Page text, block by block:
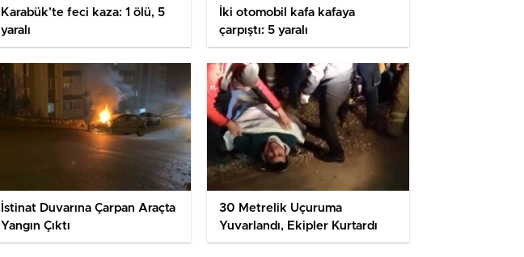
Karabük’te feci kaza: 1 ölü, 5
yaralı
İki otomobil kafa kafaya
çarpıştı: 5 yaralı
İstinat Duvarına Çarpan Araçta
Yangın Çıktı
30 Metrelik Uçuruma
Yuvarlandı, Ekipler Kurtardı